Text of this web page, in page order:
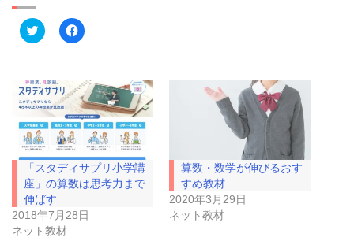
ク
リ
て
T
w
i
t
t
e
r
で
共
有
(
新
し
い
ウ
F
a
o
o
k
で
共
有
す
る
に
は
ク
リ
ク
し
「スタディサプリ小学講
座」の算数は思考力まで
伸ばす
2018年7月28日
ネット教材
算数・数学が伸びるおす
すめ教材
2020年3月29日
ネット教材